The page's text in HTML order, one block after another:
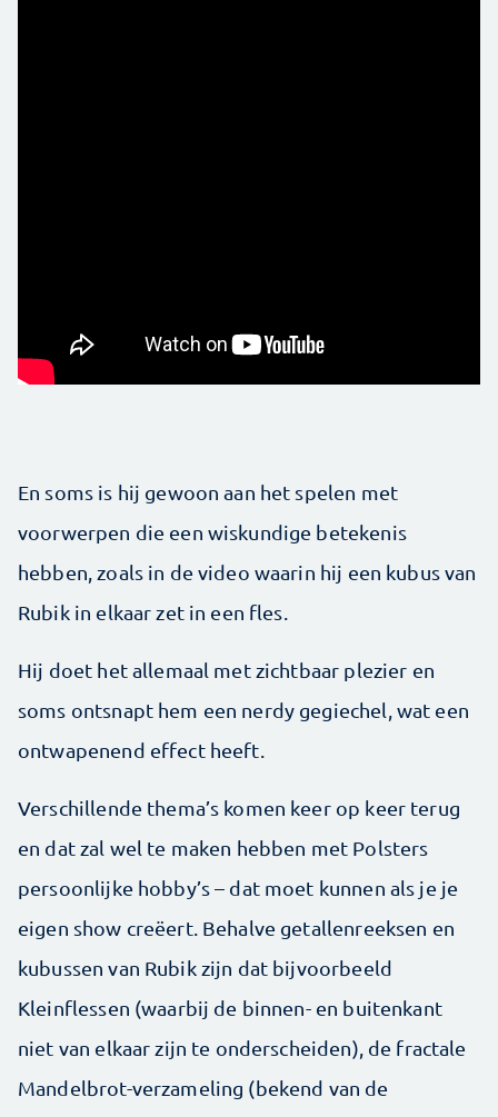
En soms is hij gewoon aan het spelen met
voorwerpen die een wiskundige betekenis
hebben, zoals in de video waarin hij een kubus van
Rubik in elkaar zet in een fles.
Hij doet het allemaal met zichtbaar plezier en
soms ontsnapt hem een nerdy gegiechel, wat een
ontwapenend effect heeft.
Verschillende thema’s komen keer op keer terug
en dat zal wel te maken hebben met Polsters
persoonlijke hobby’s – dat moet kunnen als je je
eigen show creëert. Behalve getallenreeksen en
kubussen van Rubik zijn dat bijvoorbeeld
Kleinflessen (waarbij de binnen- en buitenkant
niet van elkaar zijn te onderscheiden), de fractale
Mandelbrot-verzameling (bekend van de